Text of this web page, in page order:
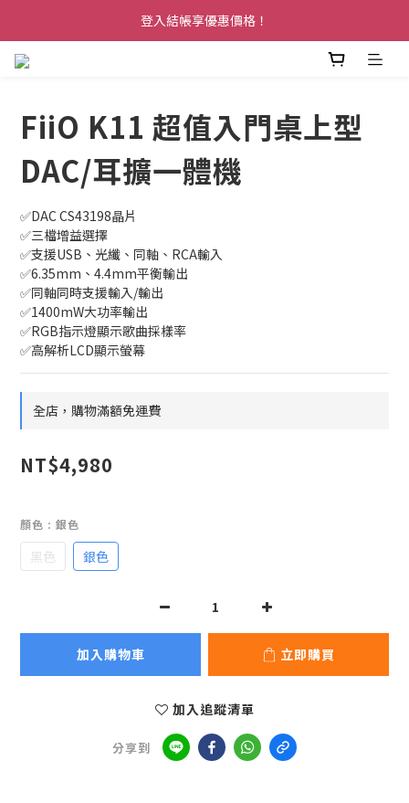
登入結帳享優惠價格！
FiiO K11 超值入門桌上型
DAC/耳擴一體機
✅DAC CS43198晶片
✅三檔增益選擇
✅支援USB、光纖、同軸、RCA輸入
✅6.35mm、4.4mm平衡輸出
✅同軸同時支援輸入/輸出
✅1400mW大功率輸出
✅RGB指示燈顯示歌曲採樣率
✅高解析LCD顯示螢幕
全店，購物滿額免運費
NT$4,980
顏色 : 銀色
黑色 銀色
加入購物車 立即購買
加入追蹤清單
分享到